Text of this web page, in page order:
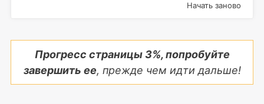
Начать заново
Прогресс страницы3%, попробуйте
завершить ее, прежде чем идти дальше!